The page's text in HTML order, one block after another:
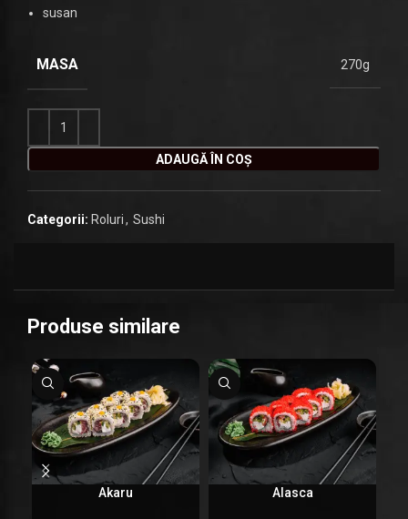
susan
MASA 270g
ADAUGĂ ÎN COȘ
Categorii: Roluri, Sushi
Produse similare
Akaru Alasca